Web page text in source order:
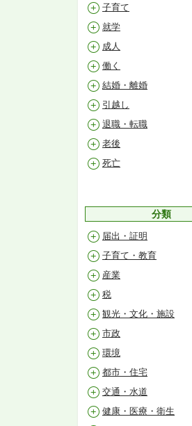
子育て
就学
成人
働く
結婚・離婚
引越し
退職・転職
老後
死亡
分類
届出・証明
子育て・教育
産業
税
観光・文化・施設
市政
環境
都市・住宅
交通・水道
健康・医療・衛生